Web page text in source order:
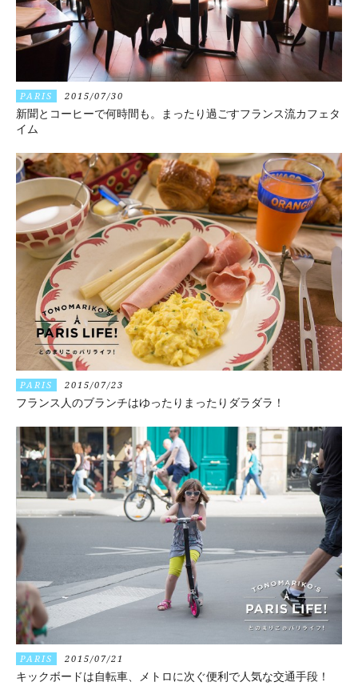
PARIS 2015/07/30
新聞とコーヒーで何時間も。まったり過ごすフランス流カフェタ
イム
PARIS 2015/07/23
フランス人のブランチはゆったりまったりダラダラ！
PARIS 2015/07/21
キックボードは自転車、メトロに次ぐ便利で人気な交通手段！